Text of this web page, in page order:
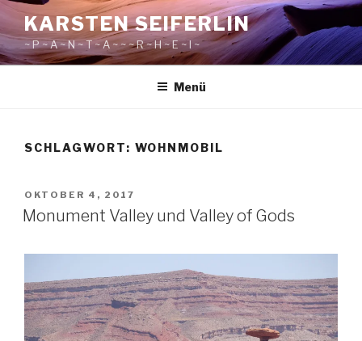
Zum
Inhalt
springen
KARSTEN SEIFERLIN
~ P ~ A ~ N ~ T ~ A ~ ~ ~ R ~ H ~ E ~ I ~
Menü
SCHLAGWORT: WOHNMOBIL
VERÖFFENTLICHT
AM
OKTOBER 4, 2017
Monument Valley und Valley of Gods